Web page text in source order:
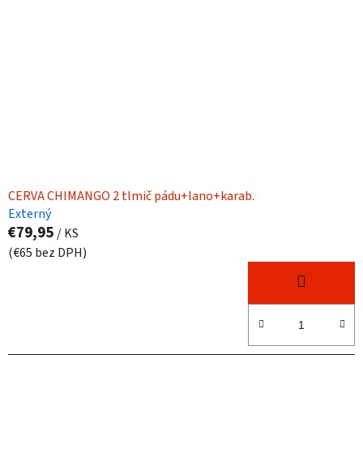
CERVA CHIMANGO 2 tlmič pádu+lano+karab.
Externý
€79,95 / KS
(€65 bez DPH)